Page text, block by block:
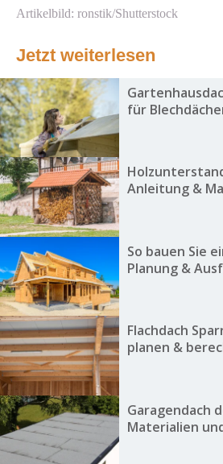
Artikelbild: ronstik/Shutterstock
Jetzt weiterlesen
für
Anleitung &
So bauen Sie
Planung &
Flachdach
planen &
Garagendach
Materialien